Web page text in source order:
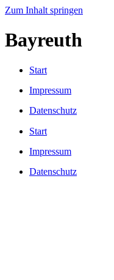
Zum Inhalt springen
Bayreuth
Start
Impressum
Datenschutz
Start
Impressum
Datenschutz